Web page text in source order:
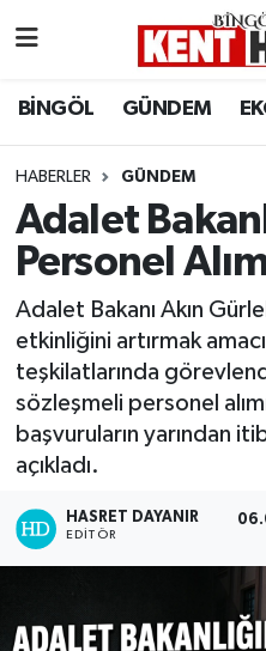
BİNGÖL GÜNDEM
HABERLER GÜNDEM
Adalet
Personel
Adalet Bakanı Akın
etkinliğini artırmak
teşkilatlarında
sözleşmeli personel
başvuruların yarından
açıkladı.
HASRET DAYANIR
EDITÖR
BİLİM-TEKNOLOJİ
DÜNYA
EĞİTİM
EKONOMİ
GENÇ
GÜNDEM
KARLIOVA
MERKEZ
Bingöl Hava Durumu
Bingöl Namaz
Bingöl Trafik
Süper Lig Puan
Tüm Manşetler
Son Dakika Haberleri
Haber Arşivi